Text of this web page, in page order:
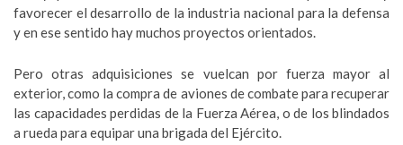
favorecer el desarrollo de la industria nacional para la defensa
y en ese sentido hay muchos proyectos orientados.
Pero otras adquisiciones se vuelcan por fuerza mayor al
exterior, como la compra de aviones de combate para recuperar
las capacidades perdidas de la Fuerza Aérea, o de los blindados
a rueda para equipar una brigada del Ejército.